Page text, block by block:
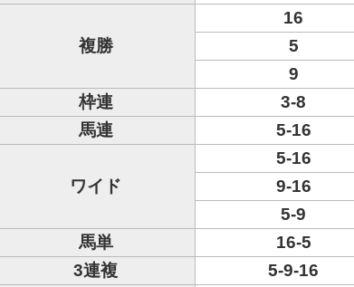
複勝
16
5
9
枠連
3-8
馬連
5-16
ワイド
5-16
9-16
5-9
馬単
16-5
3連複
5-9-16